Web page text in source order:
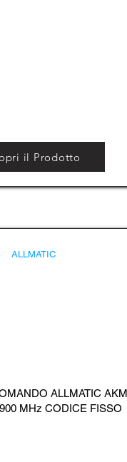
il Prodotto
ALLMATIC
ALLMATIC AKM
MHz CODICE FISSO